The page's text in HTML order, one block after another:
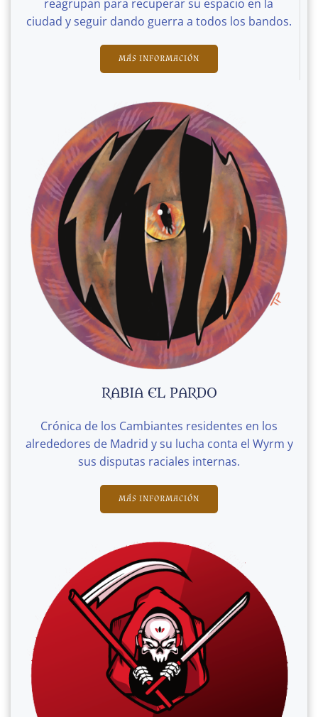
reagrupan para recuperar su espacio en la
ciudad y seguir dando guerra a todos los bandos.
MÁS INFORMACIÓN
RABIA EL PARDO
Crónica de los Cambiantes residentes en los
alrededores de Madrid y su lucha conta el Wyrm y
sus disputas raciales internas.
MÁS INFORMACIÓN